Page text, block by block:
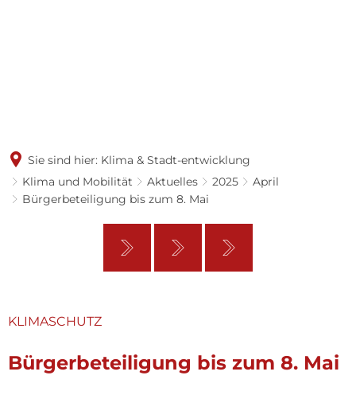
Sie sind hier: Klima & Stadt-entwicklung
Klima und Mobilität
Aktuelles 2025
April
Bürgerbeteiligung bis zum 8. Mai
KLIMASCHUTZ
Bürgerbeteiligung bis zum 8. Mai